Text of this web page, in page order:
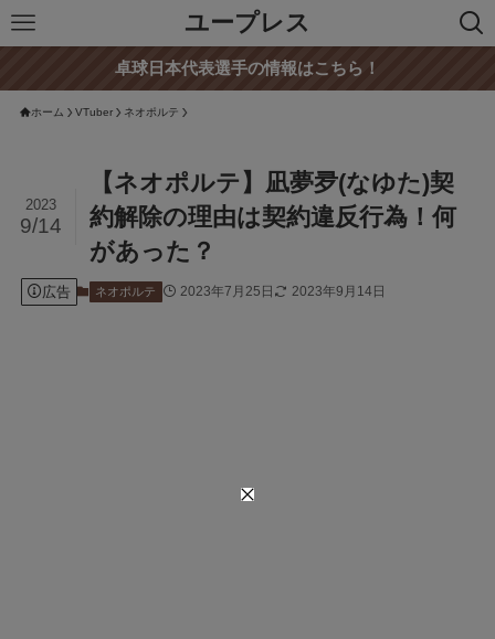
ユープレス
卓球日本代表選手の情報はこちら！
ホーム VTuber ネオポルテ
【ネオポルテ】凪夢夛(なゆた)契
約解除の理由は契約違反行為！何
があった？
2023
9/14
広告 ネオポルテ 2023年7月25日 2023年9月14日